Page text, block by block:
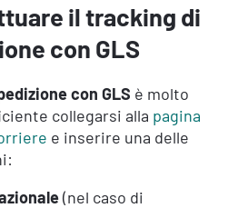
il tracking di
con GLS
con GLS è molto
collegarsi alla pagina
e inserire una delle
(nel caso di